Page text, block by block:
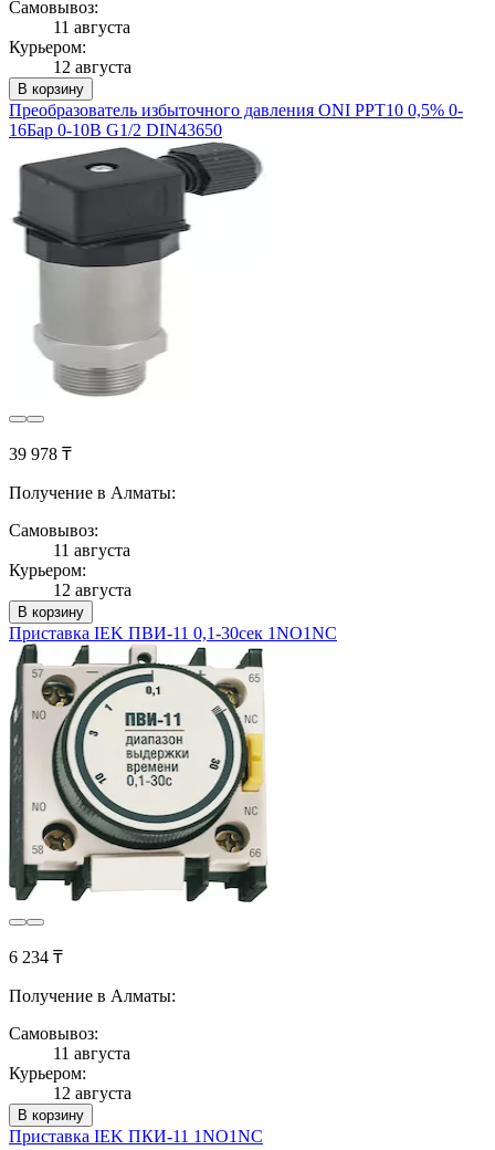
Самовывоз:
11 августа
Курьером:
12 августа
В корзину
Преобразователь избыточного давления ONI PPT10 0,5% 0-
16Бар 0-10В G1/2 DIN43650
39 978 ₸
Получение в Алматы:
Самовывоз:
11 августа
Курьером:
12 августа
В корзину
Приставка IEK ПВИ-11 0,1-30сек 1NO1NC
6 234 ₸
Получение в Алматы:
Самовывоз:
11 августа
Курьером:
12 августа
В корзину
Приставка IEK ПКИ-11 1NO1NC